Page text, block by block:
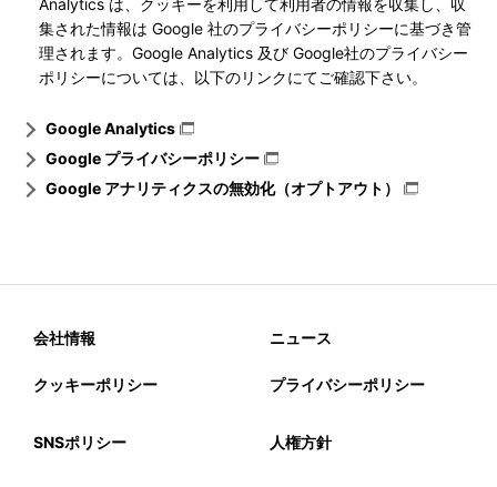
Analytics は、クッキーを利用して利用者の情報を収集し、収
集された情報は Google 社のプライバシーポリシーに基づき管
理されます。Google Analytics 及び Google社のプライバシー
ポリシーについては、以下のリンクにてご確認下さい。
Google Analytics
Google プライバシーポリシー
Google アナリティクスの無効化（オプトアウト）
会社情報 ニュース
クッキーポリシー プライバシーポリシー
SNSポリシー 人権方針